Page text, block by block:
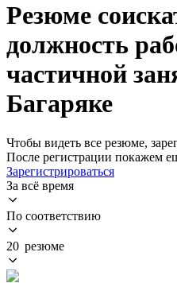
Резюме
должность
частичной
Багаряке
Чтобы видеть все резюме,
После регистрации покажем
Зарегистрироваться
За всё время
По соответствию
20 резюме